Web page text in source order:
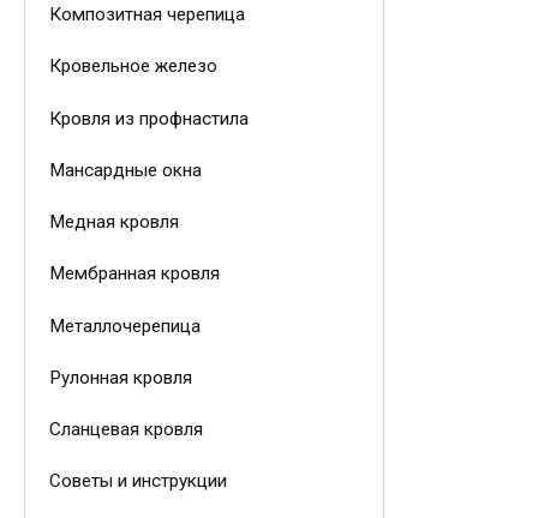
Композитная черепица
Кровельное железо
Кровля из профнастила
Мансардные окна
Медная кровля
Мембранная кровля
Металлочерепица
Рулонная кровля
Сланцевая кровля
Советы и инструкции